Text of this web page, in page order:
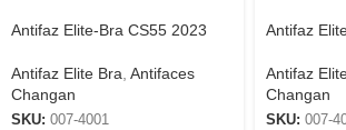
Antifaz Elite-Bra CS55 2023
Antifaz Elite Bra Antifaces
Changan
SKU: 007-4001
Antifaz
Antifaz
Changan
SKU: 007-